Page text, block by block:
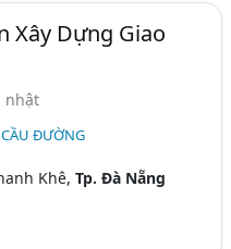
Xây Dựng Giao
nhật
ĐƯỜNG
Khê,Tp. Đà Nẵng